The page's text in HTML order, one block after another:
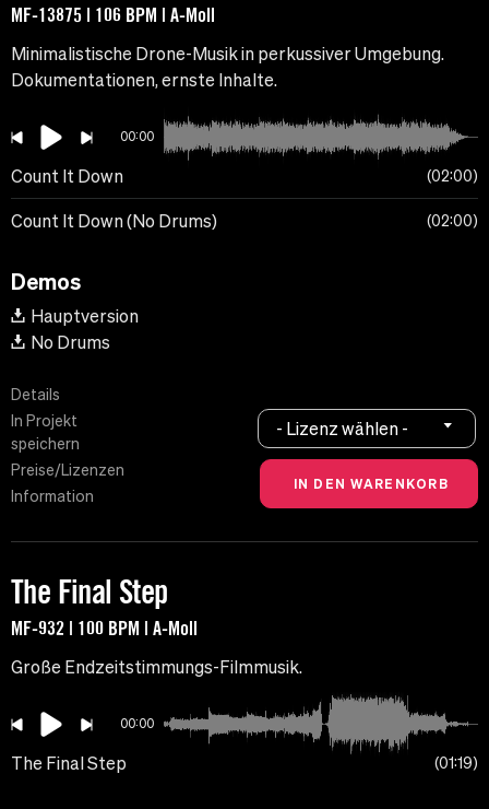
MF-13875 | 106 BPM | A-Moll
Minimalistische Drone-Musik in perkussiver Umgebung.
Dokumentationen, ernste Inhalte.
00:00
Count It Down 02:00
Count It Down (No Drums) 02:00
Demos
Hauptversion
No Drums
Details
In Projekt
speichern
Preise/Lizenzen
Information
- Lizenz wählen -
The Final Step
MF-932 | 100 BPM | A-Moll
Große Endzeitstimmungs-Filmmusik.
00:00
The Final Step 01:19